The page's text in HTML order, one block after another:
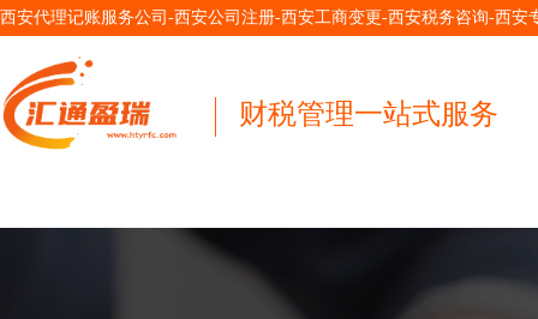
西安代理记账服务公司-西安公司注册-西安工商变更-西安税务咨询-西
财税管理一站式服务